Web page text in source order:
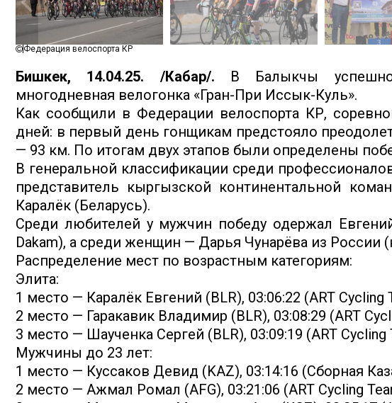
Федерация велоспорта КР
Бишкек, 14.04.25. /Кабар/. В Балыкчы успешно
многодневная велогонка «Гран-При Иссык-Куль».
Как сообщили в Федерации велоспорта КР,
дней: в первый день гонщикам предстояло
— 93 км. По итогам двух этапов были определены
В генеральной классификации среди
представитель кыргызской континентальной
Каралёк (Беларусь).
Среди любителей у мужчин победу одержал
Dakam), а среди женщин — Дарья Чунарёва из России
Распределение мест по возрастным категориям:
Элита:
1 место — Каралёк Евгений (BLR), 03:06:22 (ART Cycling
2 место — Гаракавик Владимир (BLR), 03:08:29 (ART
3 место — Шаученка Сергей (BLR), 03:09:19 (ART Cycling
Мужчины до 23 лет:
1 место — Куссаков Девид (KAZ), 03:14:16 (Сборная
2 место — Ажмал Ромал (AFG), 03:21:06 (ART Cycling